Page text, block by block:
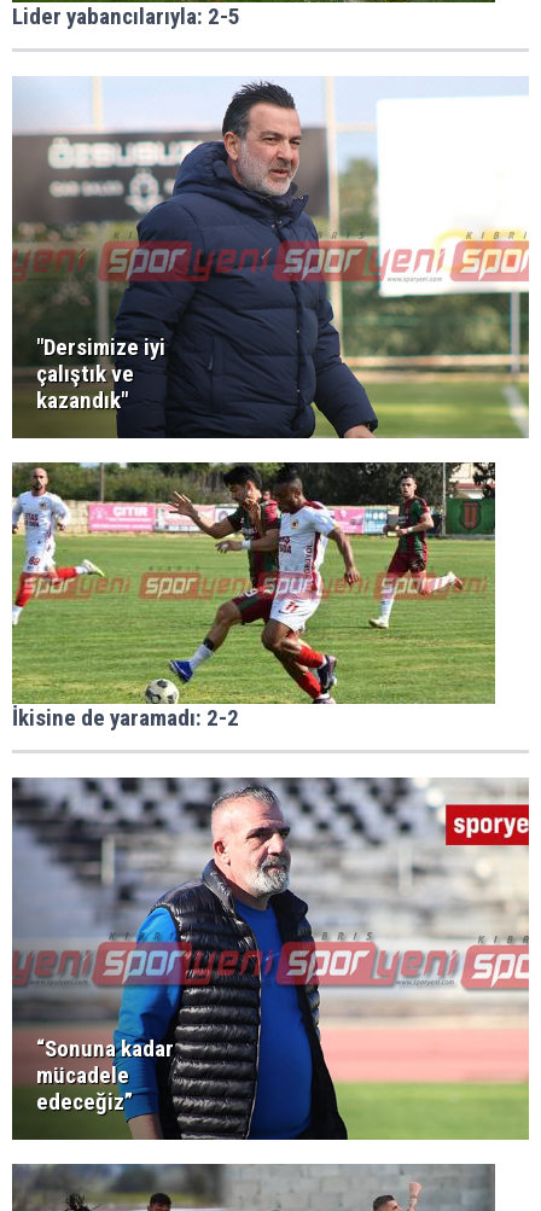
Lider yabancılarıyla: 2-5
"Dersimize iyi
çalıştık ve
kazandık"
İkisine de yaramadı: 2-2
“Sonuna kadar
mücadele
edeceğiz”